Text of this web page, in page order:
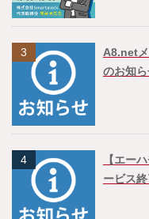
3
A8.net
のお知
4
【エー
ービス